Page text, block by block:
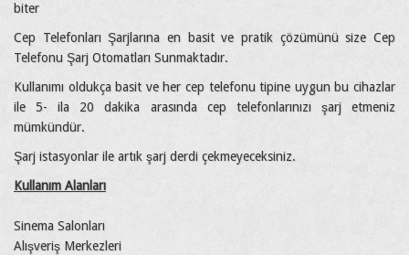
biter
Cep Telefonları Şarjlarına en basit ve pratik çözümünü size Cep
Telefonu Şarj Otomatları Sunmaktadır.
Kullanımı oldukça basit ve her cep telefonu tipine uygun bu cihazlar
ile 5- ila 20 dakika arasında cep telefonlarınızı şarj etmeniz
mümkündür.
Şarj istasyonlar ile artık şarj derdi çekmeyeceksiniz.
Kullanım Alanları
Sinema Salonları
Alışveriş Merkezleri